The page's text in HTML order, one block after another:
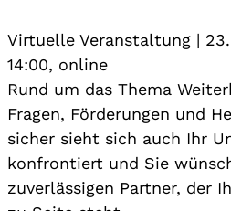
Virtuelle Veranstaltung |
14:00, online
Rund um das Thema
Fragen, Förderungen und
sicher sieht sich auch Ihr
konfrontiert und Sie
zuverlässigen Partner, der